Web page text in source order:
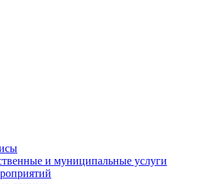
и муниципальные услуги